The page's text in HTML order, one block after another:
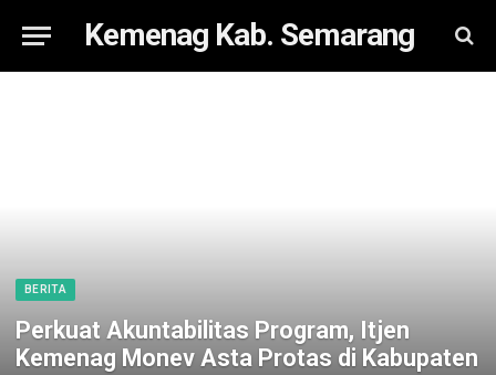
Kemenag Kab. Semarang
BERITA
Perkuat Akuntabilitas Program, Itjen
Kemenag Monev Asta Protas di Kabupaten